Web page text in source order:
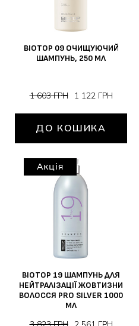
BIOTOP 09 ОЧИЩУЮЧИЙ
ШАМПУНЬ, 250 МЛ
1 603 ГРН 1 122 ГРН
ДО КОШИКА
Акція
BIOTOP 19 ШАМПУНЬ ДЛЯ
НЕЙТРАЛІЗАЦІЇ ЖОВТИЗНИ
ВОЛОССЯ PRO SILVER 1000
МЛ